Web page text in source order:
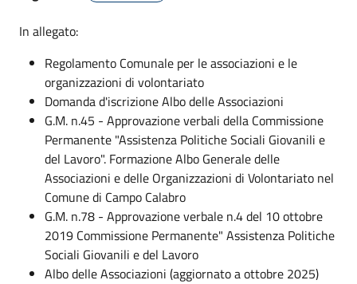
In allegato:
Regolamento Comunale per le associazioni e le
organizzazioni di volontariato
Domanda d'iscrizione Albo delle Associazioni
G.M. n.45 - Approvazione verbali della Commissione
Permanente "Assistenza Politiche Sociali Giovanili e
del Lavoro". Formazione Albo Generale delle
Associazioni e delle Organizzazioni di Volontariato nel
Comune di Campo Calabro
G.M. n.78 - Approvazione verbale n.4 del 10 ottobre
2019 Commissione Permanente" Assistenza Politiche
Sociali Giovanili e del Lavoro
Albo delle Associazioni (aggiornato a ottobre 2025)